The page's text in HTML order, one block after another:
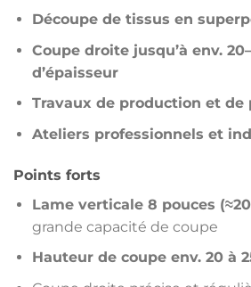
Découpe de tissus en
Coupe droite jusqu’à env.
d’épaisseur
Travaux de production et de
Ateliers professionnels et
Points forts
Lame verticale 8 pouces
grande capacité de coupe
Hauteur de coupe env. 20 à